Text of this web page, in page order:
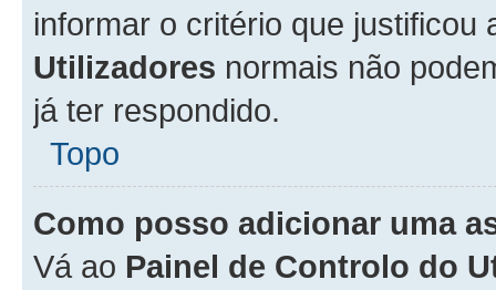
informar o critério que
Utilizadores normais não
já ter respondido.
Topo
Como posso adicionar uma
Vá ao Painel de Controlo do